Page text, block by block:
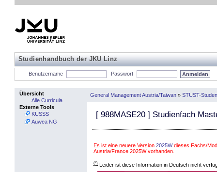
Studienhandbuch der JKU Linz
Benutzername Passwort
Übersicht
Alle Curricula
Externe Tools
KUSSS
Auwea NG
General Management Austria/Taiwan » STUST-
[ 988MASE20 ] Studienfach
Es ist eine neuere Version 2025Wdieses Fachs/
Austria/France 2025W vorhanden.
(*) Leider ist diese Information in Deutsch nicht